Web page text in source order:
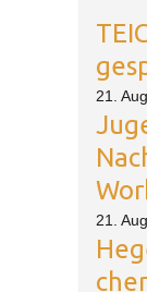
21.
21.